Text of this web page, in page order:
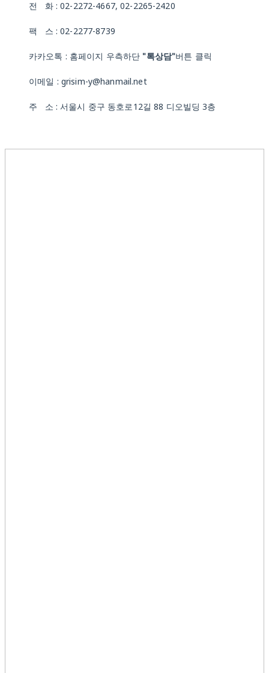
전 화 : 02-2272-4667, 02-2265-2420
팩 스 : 02-2277-8739
카카오톡 : 홈페이지 우측하단 "톡상담"버튼 클릭
이메일 : grisim-y@hanmail.net
주 소 : 서울시 중구 동호로12길 88 디오빌딩 3층